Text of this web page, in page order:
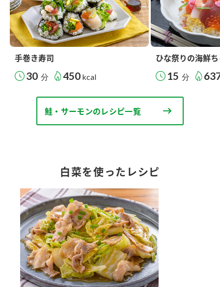
手巻き寿司
30 分 450 kcal
ひな祭りの海鮮
15 分
鮭・サーモンのレシピ一覧
白菜を使ったレシピ